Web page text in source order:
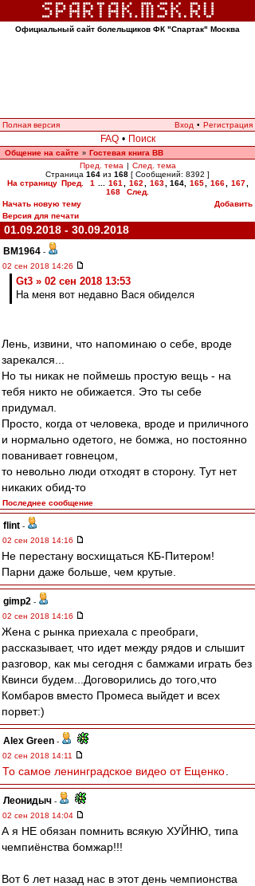
Официальный сайт болельщиков ФК "Спартак" Москва
Полная версия Вход • Регистрация
FAQ • Поиск
Общение на сайте » Гостевая книга ВВ
Пред. тема | След. тема
Страница 164 из 168 [ Сообщений: 8392 ]
На страницу Пред. 1 161 162 163 164 165 166 167
168
След.
Начать новую тему
Добавить
Версия для печати
01.09.2018 - 30.09.2018
BM1964 -
02 сен 2018 14:26
Gt3 » 02 сен 2018 13:53
На меня вот недавно Вася обиделся
Лень, извини, что напоминаю о себе, вроде
зарекался...
Но ты никак не поймешь простую вещь - на
тебя никто не обижается. Это ты себе
придумал.
Просто, когда от человека, вроде и приличного
и нормально одетого, не бомжа, но постоянно
пованивает говнецом,
то невольно люди отходят в сторону. Тут нет
никаких обид-то
Последнее сообщение
flint -
02 сен 2018 14:16
Не перестану восхищаться КБ-Питером!
Парни даже больше, чем крутые.
gimp2 -
02 сен 2018 14:16
Жена с рынка приехала с преобраги,
рассказывает, что идет между рядов и слышит
разговор, как мы сегодня с бамжами играть без
Квинси будем...Договорились до того,что
Комбаров вместо Промеса выйдет и всех
порвет:)
Alex Green -
02 сен 2018 14:11
То самое ленинградское видео от Ещенко
Леонидыч -
02 сен 2018 14:04
А я НЕ обязан помнить всякую ХУЙНЮ, типа
чемпиёнства бомжар!!!
Вот 6 лет назад нас в этот день чемпионства